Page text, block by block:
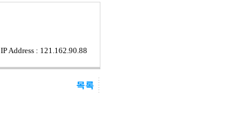
IP Address : 121.162.90.88